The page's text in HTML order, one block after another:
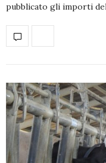
pubblicato gli importi